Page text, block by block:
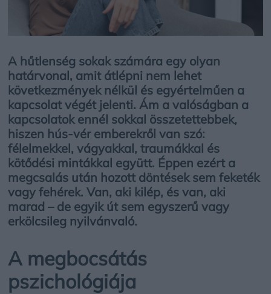
A hűtlenség sokak számára egy olyan
határvonal, amit átlépni nem lehet
következmények nélkül és egyértelműen a
kapcsolat végét jelenti. Ám a valóságban a
kapcsolatok ennél sokkal összetettebbek,
hiszen hús-vér emberekről van szó:
félelmekkel, vágyakkal, traumákkal és
kötődési mintákkal együtt. Éppen ezért a
megcsalás után hozott döntések sem feketék
vagy fehérek. Van, aki kilép, és van, aki
marad – de egyik út sem egyszerű vagy
erkölcsileg nyilvánvaló.
A megbocsátás
pszichológiája